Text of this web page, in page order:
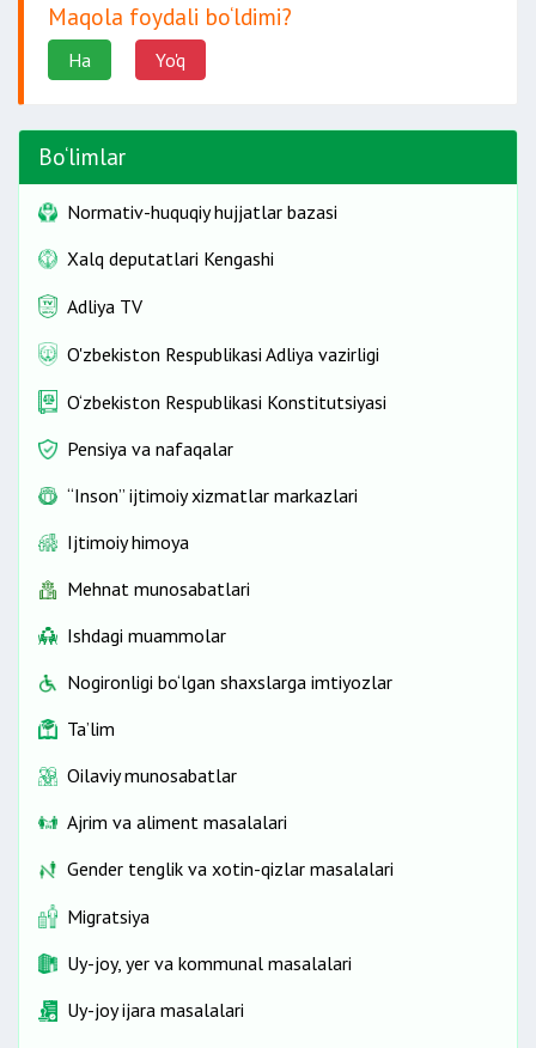
Maqola foydali bo‘ldimi?
Ha Yo'q
Bo‘limlar
Normativ-huquqiy hujjatlar bazasi
Xalq deputatlari Kengashi
Adliya TV
O'zbekiston Respublikasi Adliya vazirligi
O‘zbekiston Respublikasi Konstitutsiyasi
Pensiya va nafaqalar
“Inson” ijtimoiy xizmatlar markazlari
Ijtimoiy himoya
Mehnat munosabatlari
Ishdagi muammolar
Nogironligi bo‘lgan shaxslarga imtiyozlar
Ta’lim
Oilaviy munosabatlar
Ajrim va aliment masalalari
Gender tenglik va xotin-qizlar masalalari
Migratsiya
Uy-joy, yer va kommunal masalalari
Uy-joy ijara masalalari